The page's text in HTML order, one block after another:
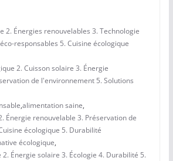
2. Énergies renouvelables 3. Technologie
responsables 5. Cuisine écologique
2. Cuisson solaire 3. Énergie
de l'environnement 5. Solutions
,alimentation saine,
Énergie renouvelable 3. Préservation de
écologique 5. Durabilité
écologique,
Énergie solaire 3. Écologie 4. Durabilité 5.